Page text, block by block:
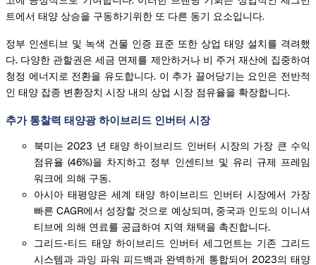
트에서 태양 상승을 구동하기위한 또 다른 동기 요소입니다.
정부 인센티브 및 녹색 건물 인증 표준 또한 상업 태양 설치를 격려했
다. 다양한 관할권은 세금 면제를 제안하거나 비 주거 재산에 집중하여
청정 에너지로 전환을 유도합니다. 이 추가 끌어당기는 요인은 전반적
인 태양 잡종 변환장치 시장 내의 상업 시장 점유율을 확장합니다.
추가 통찰력 태양광 하이브리드 인버터 시장
북미는 2023 년 태양 하이브리드 인버터 시장의 가장 큰 수익
점유율 (46%)을 차지하고 정부 인센티브 및 유리 규제 프레임
워크에 의해 구동.
아시아 태평양은 세계 태양 하이브리드 인버터 시장에서 가장
빠른 CAGR에서 성장할 것으로 예상되며, 중국과 인도의 이니셔
티브에 의해 연료를 공급하여 지역 채택을 촉진합니다.
그리드-티드 태양 하이브리드 인버터 세그먼트는 기존 그리드
시스템과 과잉 파워 피드백과 완벽하게 통합되어 2023의 태양